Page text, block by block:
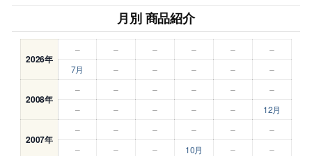
月別 商品紹介
2026年
– – – – –
–
7月
– – – – –
2008年
– – – – –
–
–
– – – – 12月
2007年
– – – – –
–
–
– – 10月 – –